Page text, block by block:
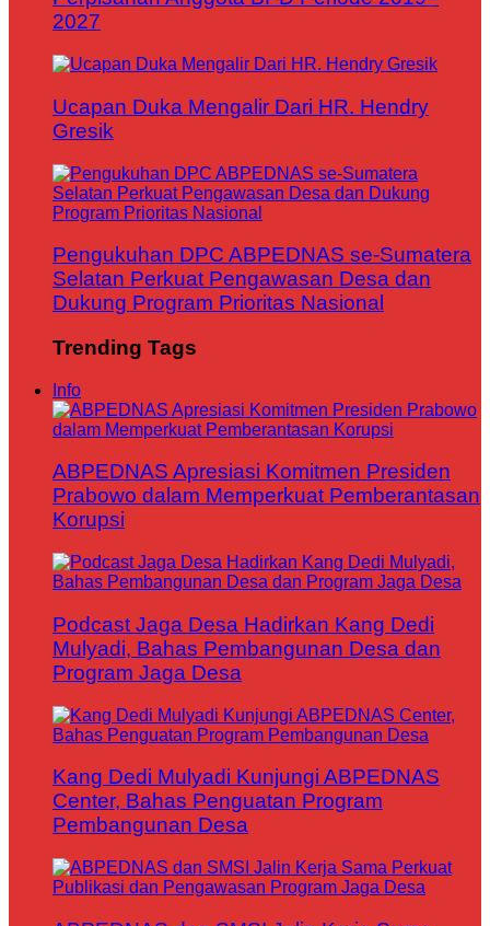
2027
Ucapan Duka Mengalir Dari HR. Hendry
Gresik
Pengukuhan DPC ABPEDNAS se-Sumatera
Selatan Perkuat Pengawasan Desa dan
Dukung Program Prioritas Nasional
Trending Tags
Info
ABPEDNAS Apresiasi Komitmen Presiden
Prabowo dalam Memperkuat Pemberantasan
Korupsi
Podcast Jaga Desa Hadirkan Kang Dedi
Mulyadi, Bahas Pembangunan Desa dan
Program Jaga Desa
Kang Dedi Mulyadi Kunjungi ABPEDNAS
Center, Bahas Penguatan Program
Pembangunan Desa